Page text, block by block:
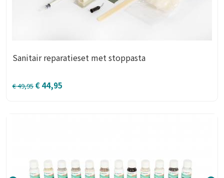
Sanitair reparatieset met stoppasta
€49,95 €44,95